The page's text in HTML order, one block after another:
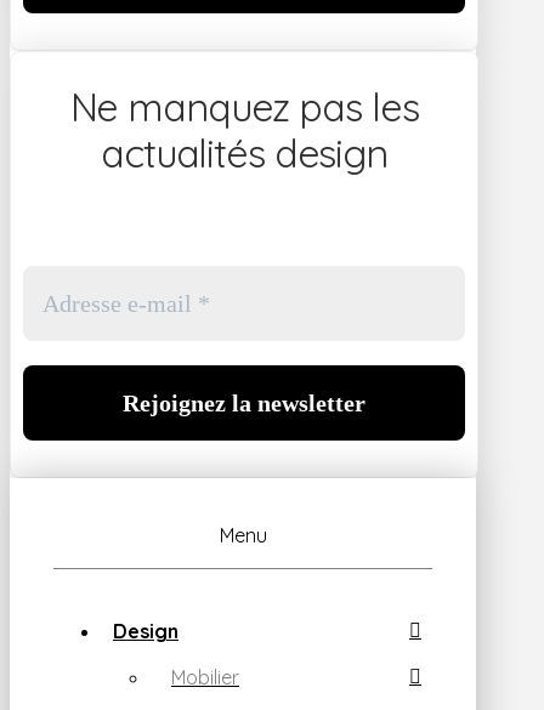
Ne manquez pas les
actualités design
Menu
Design
Mobilier